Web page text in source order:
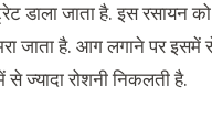
डाला जाता है. इस रसायन
जाता है. आग लगाने पर इसमें
ज्यादा रोशनी निकलती है.